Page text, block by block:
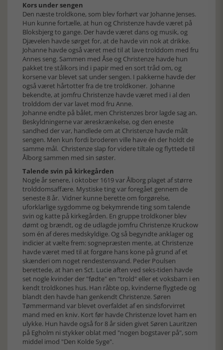
Kors under sengen
Den næste troldkone, som blev forhørt var Johanne Jenses.
Hun kunne fortælle, at hun og Christenze havde været på
Bloksbjerg to gange. Der havde været dans og musik, og
Djævelen havde sørget for, at de havde vin nok at drikke.
Johanne havde også været med til at lave trolddom med fru
Annes seng. Sammen med Åse og Christenze havde hun
pakket tre stålkors ind i papir med en sort tråd om, og
korsene var blevet sat under sengen. I pakkerne havde der
også været hårtotter fra de tre troldkoner. Johanne
bekendte, at jomfru Christenze havde været med i al den
trolddom der var lavet mod fru Anne.
Johanne endte på bålet, men Christenzes bror lagde sag an.
Beskyldningerne var æreskrænkelse, og den eneste
sandhed der var, handlede om at Christenze havde målt
sengen. Men kun fordi broderen ville have én der holdt de
samme mål. Christenze slap for videre tiltale og flyttede til
Ålborg sammen med sin søster.
Talende svin på kirkegården
Nogle år senere, i oktober 1619 var Ålborg plaget af større
trolddomsaffære. Mystiske ting var foregået gennem de
seneste 8 år. Vidner kunne berette om forgørelse,
uforklarlige sygdomme og bekymrende ting som talende
svin og katte på kirkegården. En gruppe troldkoner blev
dømt og brændt, og de udlagde jomfru Christenze Kruckow
som én af deres medskyldige. Og så begyndte anklager og
indicier at vælte frem: sognepræsten mente, at Christenze
havde været med til at forgøre hans kone på grund af et
skænderi om noget rendestensvand. Peder Poulsen
berettede, at han en Sct. Lucie aften ved seks-tiden havde
set nogle kvinder der "fødte" en "trold" eller et voksbarn i en
kendt troldkones hus. Han råbte op, kvinderne flygtede og
blandt den havde han genkendt Christenze. Søren
Tømmermand var blevet overfaldet af en sindsforvirret
mand med en kniv. Kort før havde Christenze lovet ham en
ulykke. Hun havde også for 8 år siden givet Søren Lauritzen
på Egholm ni stykker oblat med "nogen bogstaver på", som
middel imod "Den Kolde Syge".